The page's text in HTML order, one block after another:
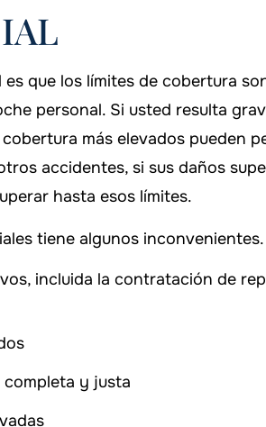
que los límites de cobertura
personal. Si usted resulta
más elevados pueden
accidentes, si sus daños
hasta esos límites.
tiene algunos inconvenientes.
incluida la contratación de
y justa